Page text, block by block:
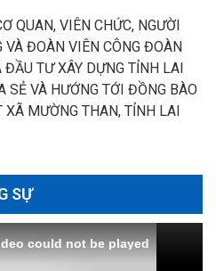
QUAN, VIÊN CHỨC, NGƯỜI
VÀ ĐOÀN VIÊN CÔNG ĐOÀN
ĐẦU TƯ XÂY DỰNG TỈNH LAI
SẺ VÀ HƯỚNG TỚI ĐỒNG BÀO
XÃ MƯỜNG THAN, TỈNH LAI
SỰ
could not be played